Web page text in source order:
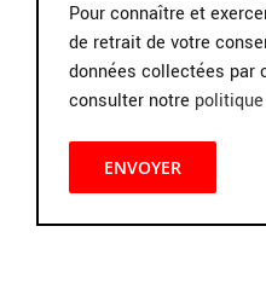
Pour connaître et
de retrait de votre
données collectées par
consulter notre